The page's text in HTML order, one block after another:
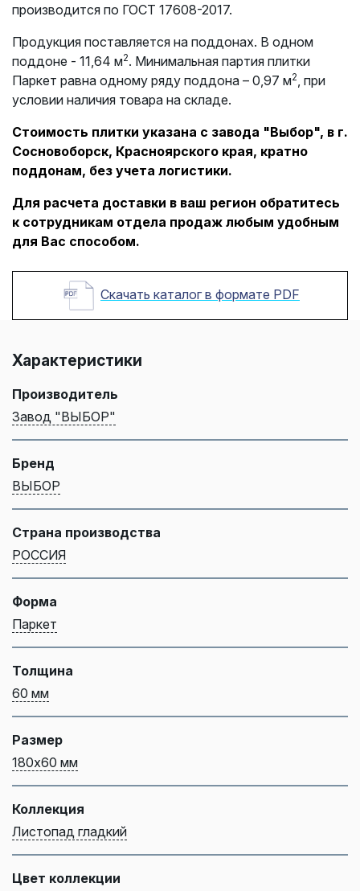
производится по ГОСТ 17608-2017.
Продукция поставляется на поддонах. В одном
поддоне - 11,64 м2. Минимальная партия плитки
Паркет равна одному ряду поддона – 0,97 м2 , при
условии наличия товара на складе.
Стоимость плитки указана с завода "Выбор", в г.
Сосновоборск, Красноярского края, кратно
поддонам, без учета логистики.
Для расчета доставки в ваш регион обратитесь
к сотрудникам отдела продаж любым удобным
для Вас способом.
Скачать каталог в формате PDF
Характеристики
Производитель
Завод "ВЫБОР"
Бренд
ВЫБОР
Страна производства
РОССИЯ
Форма
Паркет
Толщина
60 мм
Размер
180х60 мм
Коллекция
Листопад гладкий
Цвет коллекции